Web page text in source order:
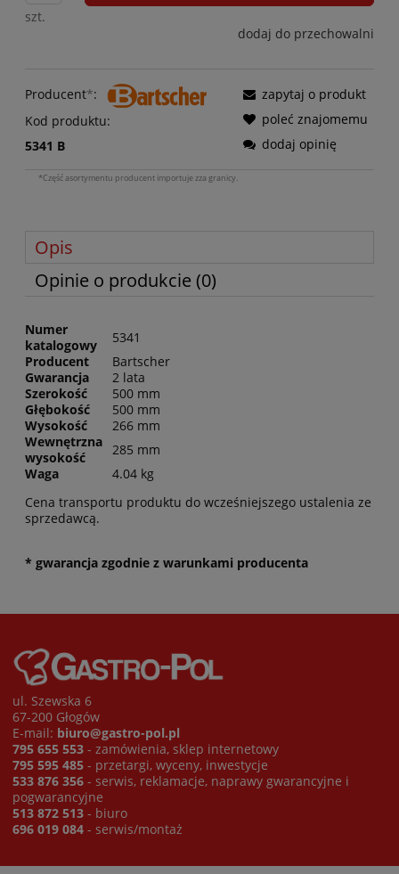
szt.
dodaj do przechowalni
Producent*:
Kod produktu:
5341 B
zapytaj o produkt
poleć znajomemu
dodaj opinię
*Część asortymentu producent importuje zza granicy.
Opis
Opinie o produkcie (0)
Numer
katalogowy
5341
Producent
Bartscher
Gwarancja
2 lata
Szerokość
500 mm
Głębokość
500 mm
Wysokość
266 mm
Wewnętrzna
wysokość
285 mm
Waga
4.04 kg
Cena transportu produktu do wcześniejszego ustalenia ze
sprzedawcą.
* gwarancja zgodnie z warunkami producenta
ul. Szewska 6
67-200 Głogów
E-mail: biuro@gastro-pol.pl
795 655 553 - zamówienia, sklep internetowy
795 595 485 - przetargi, wyceny, inwestycje
533 876 356 - serwis, reklamacje, naprawy gwarancyjne i
pogwarancyjne
513 872 513 - biuro
696 019 084 - serwis/montaż